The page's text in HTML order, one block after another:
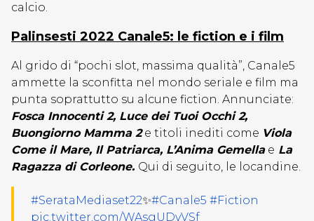
calcio.
Palinsesti 2022 Canale5: le fiction e i film
Al grido di “pochi slot, massima qualità”, Canale5
ammette la sconfitta nel mondo seriale e film ma
punta soprattutto su alcune fiction. Annunciate:
Fosca Innocenti 2, Luce dei Tuoi Occhi 2,
Buongiorno Mamma 2e titoli inediti come Viola
Come il Mare, Il Patriarca, L’Anima Gemellae La
Ragazza di Corleone. Qui di seguito, le locandine.
#SerataMediaset22✨#Canale5 #Fiction
pic.twitter.com/WAsgUDyVSf